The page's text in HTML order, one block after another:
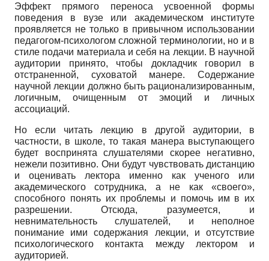
Эффект прямого переноса усвоенной формы
поведения в вузе или академическом институте
проявляется не только в привычном использовании
педагогом-психологом сложной терминологии, но и в
стиле подачи материала и себя на лекции. В научной
аудитории принято, чтобы докладчик говорил в
отстраненной, суховатой манере. Содержание
научной лекции должно быть рационализированным,
логичным, очищенным от эмоций и личных
ассоциаций.
Но если читать лекцию в другой аудитории, в
частности, в школе, то такая манера выступающего
будет воспринята слушателями скорее негативно,
нежели позитивно. Они будут чувствовать дистанцию
и оценивать лектора именно как ученого или
академического сотрудника, а не как «своего»,
способного понять их проблемы и помочь им в их
разрешении. Отсюда, разумеется, и
невнимательность слушателей, и неполное
понимание ими содержания лекции, и отсутствие
психологического контакта между лектором и
аудиторией.